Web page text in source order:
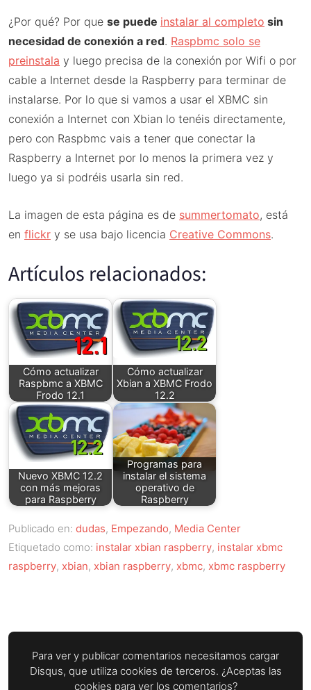
¿Por qué? Por que se puede instalar al completo sin
necesidad de conexión a red. Raspbmc solo se
preinstala y luego precisa de la conexión por Wifi o por
cable a Internet desde la Raspberry para terminar de
instalarse. Por lo que si vamos a usar el XBMC sin
conexión a Internet con Xbian lo tenéis directamente,
pero con Raspbmc vais a tener que conectar la
Raspberry a Internet por lo menos la primera vez y
luego ya si podréis usarla sin red.
La imagen de esta página es de summertomato, está
en flickr y se usa bajo licencia Creative Commons.
Artículos relacionados:
Cómo actualizar
Raspbmc a XBMC
Frodo 12.1
Cómo actualizar
Xbian a XBMC Frodo
12.2
Nuevo XBMC 12.2
con más mejoras
para Raspberry
Programas para
instalar el sistema
operativo de
Raspberry
Publicado en: dudas, Empezando, Media Center
Etiquetado como: instalar xbian raspberry, instalar xbmc
raspberry, xbian, xbian raspberry, xbmc, xbmc raspberry
Para ver y publicar comentarios necesitamos cargar
Disqus, que utiliza cookies de terceros. ¿Aceptas las
cookies para ver los comentarios?